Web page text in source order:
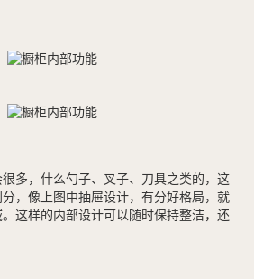
多，什么勺子、叉子、刀具之类的，这
，像上图中抽屉设计，有分好格局，就
这样的内部设计可以随时保持整洁，还